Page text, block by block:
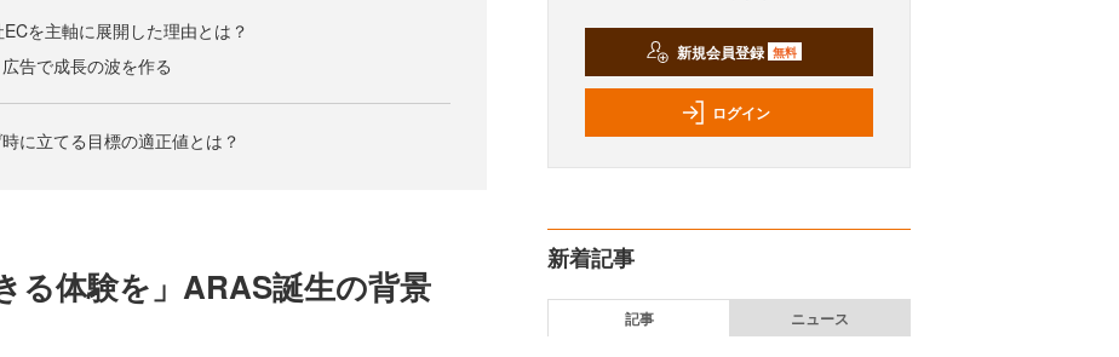
を主軸に展開した理由とは？
告で成長の波を作る
に立てる目標の適正値とは？
る体験を」ARAS誕生の背景
新規会員登録 無料
ログイン
新着記事
記事 ニュース